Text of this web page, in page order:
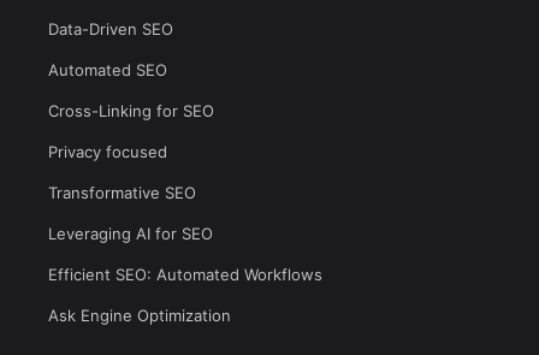
Data-Driven SEO
Automated SEO
Cross-Linking for SEO
Privacy focused
Transformative SEO
Leveraging AI for SEO
Efficient SEO: Automated Workflows
Ask Engine Optimization